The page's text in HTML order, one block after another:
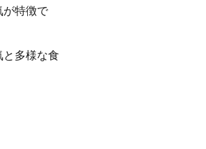
が特徴で
多様な食